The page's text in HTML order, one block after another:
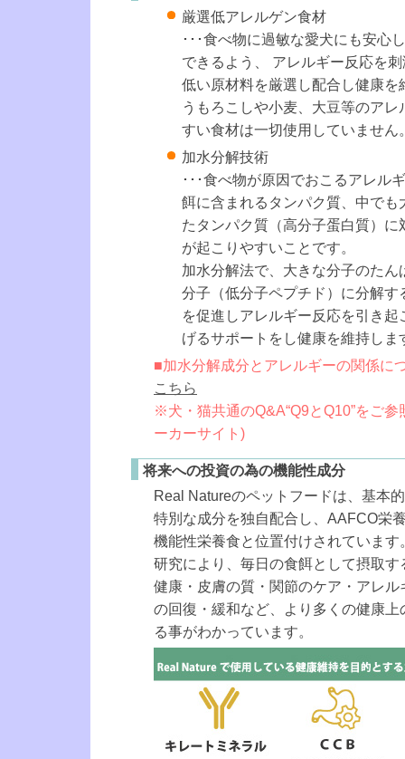
厳選低アレルゲン食材
･･･食べ物に過敏な愛犬にも安心
できるよう、 アレルギー反応を
低い原材料を厳選し配合し健康を
うもろこしや小麦、大豆等のアレ
すい食材は一切使用していません
加水分解技術
･･･食べ物が原因でおこるアレル
餌に含まれるタンパク質、中でも
たタンパク質（高分子蛋白質）に
が起こりやすいことです。
加水分解法で、大きな分子のたん
分子（低分子ペプチド）に分解す
を促進しアレルギー反応を引き起
げるサポートをし健康を維持しま
■加水分解成分とアレルギーの関係に
こちら
※犬・猫共通のQ&A“Q9とQ10”をご参
ーカーサイト)
将来への投資の為の機能性成分
Real Natureのペットフードは、基本
特別な成分を独自配合し、AAFCO栄
機能性栄養食と位置付けされています
研究により、毎日の食餌として摂取す
健康・皮膚の質・関節のケア・アレル
の回復・緩和など、より多くの健康上
る事がわかっています。